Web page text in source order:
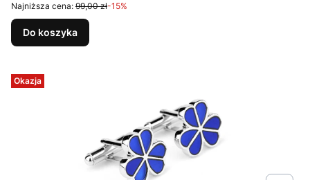
Najniższa cena: 99,00 zł-15%
Do koszyka
Okazja